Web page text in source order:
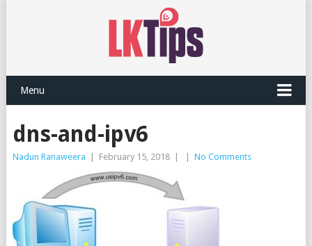
Menu
dns-and-ipv6
Nadun Ranaweera February 15, 2018 No Comments